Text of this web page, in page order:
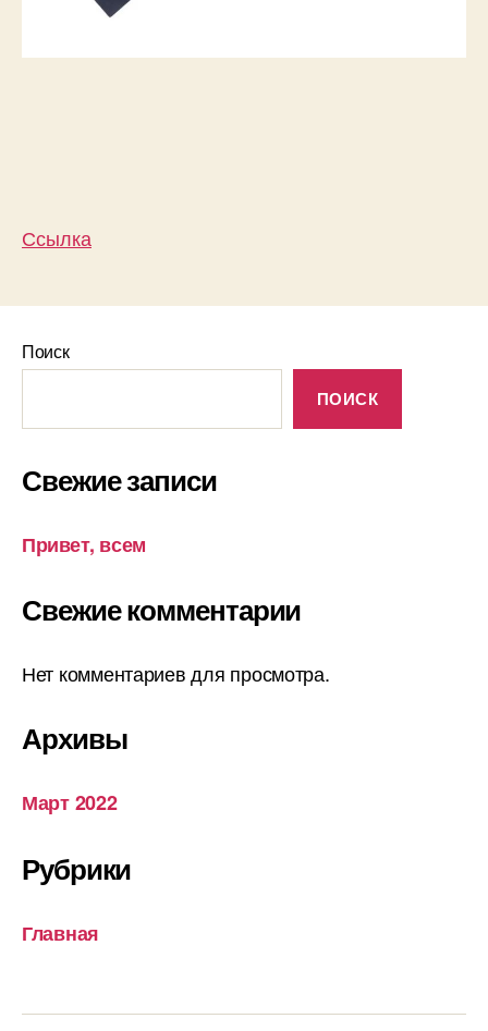
Ссылка
Поиск
ПОИСК
Свежие записи
Привет, всем
Свежие комментарии
Нет комментариев для просмотра.
Архивы
Март 2022
Рубрики
Главная